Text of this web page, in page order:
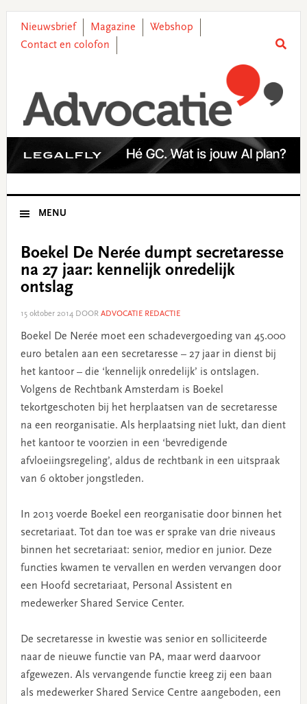
primary
main
primary
footer
Nieuwsbrief Magazine
Webshop
Contact en colofon
MENU
Boekel De Nerée dumpt secretaresse
na 27 jaar: kennelijk onredelijk
ontslag
15 oktober 2014DOOR ADVOCATIE REDACTIE
Boekel De Nerée moet een schadevergoeding van 45.000
euro betalen aan een secretaresse – 27 jaar in dienst bij
het kantoor – die ‘kennelijk onredelijk’ is ontslagen.
Volgens de Rechtbank Amsterdam is Boekel
tekortgeschoten bij het herplaatsen van de secretaresse
na een reorganisatie. Als herplaatsing niet lukt, dan dient
het kantoor te voorzien in een ‘bevredigende
afvloeiingsregeling’, aldus de rechtbank in een uitspraak
van 6 oktober jongstleden.
In 2013 voerde Boekel een reorganisatie door binnen het
secretariaat. Tot dan toe was er sprake van drie niveaus
binnen het secretariaat: senior, medior en junior. Deze
functies kwamen te vervallen en werden vervangen door
een Hoofd secretariaat, Personal Assistent en
medewerker Shared Service Center.
De secretaresse in kwestie was senior en solliciteerde
naar de nieuwe functie van PA, maar werd daarvoor
afgewezen. Als vervangende functie kreeg zij een baan
als medewerker Shared Service Centre aangeboden, een